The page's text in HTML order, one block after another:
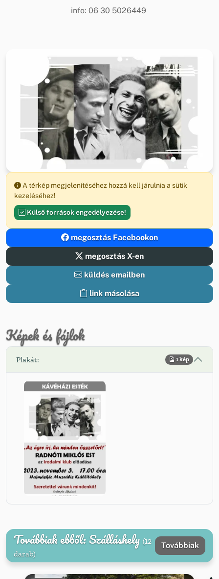
info: 06 30 5026449
A térkép megjelenítéséhez hozzá kell járulnia a sütik
kezeléséhez!
Külső források engedélyezése!
megosztás Facebookon
megosztás X-en
küldés emailben
link másolása
Képek és fájlok
Plakát: 1 kép
Továbbiak ebből: Szálláshely (12
darab)
Továbbiak